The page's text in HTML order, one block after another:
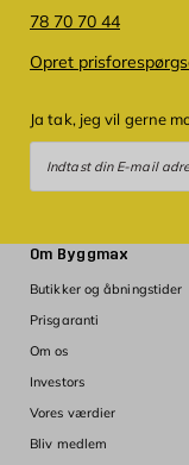
78 70 70 44
Opret
Ja tak, jeg vil gerne
Om Byggmax
Butikker og åbningstider
Prisgaranti
Om os
Investors
Vores værdier
Bliv medlem